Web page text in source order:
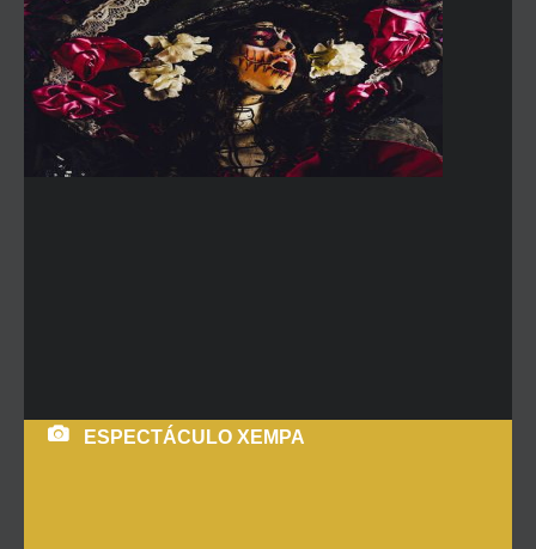
ESPECTÁCULO XEMPA